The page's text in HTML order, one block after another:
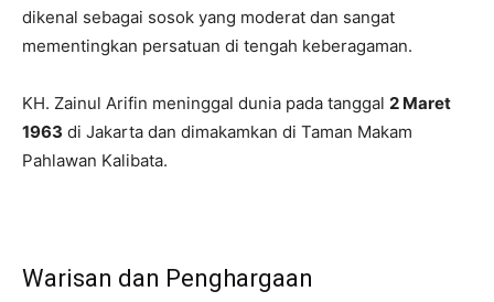
dikenal sebagai sosok yang moderat dan sangat
mementingkan persatuan di tengah keberagaman.
KH. Zainul Arifin meninggal dunia pada tanggal 2 Maret
1963 di Jakarta dan dimakamkan di Taman Makam
Pahlawan Kalibata.
Warisan dan Penghargaan